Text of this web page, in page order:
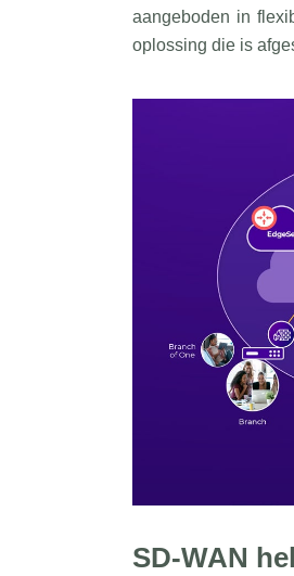
aangeboden in
oplossing die is
SD-WAN